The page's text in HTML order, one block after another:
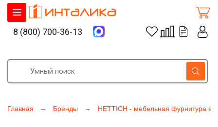
Главная Бренды HETTICH - мебельная фурнитура
8 (800) 700-36-13